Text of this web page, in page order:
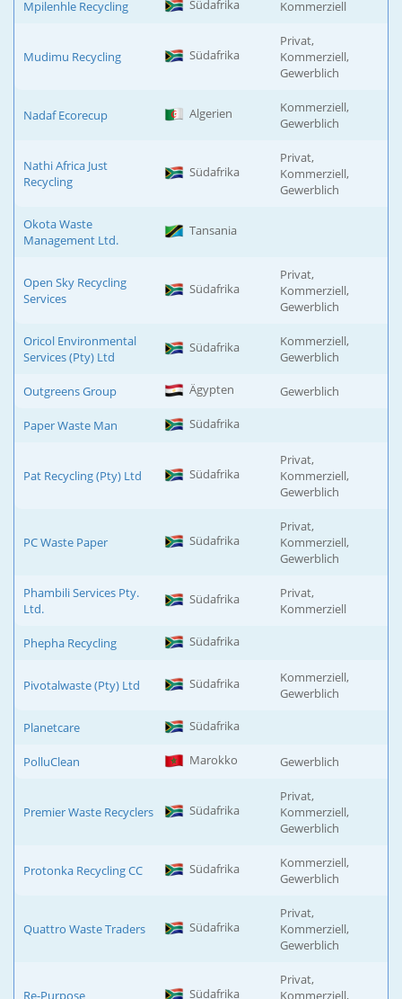
Mpilenhle Recycling Südafrika Kommerziell
Mudimu Recycling Südafrika
Privat,
Kommerziell,
Gewerblich
Nadaf Ecorecup Algerien
Kommerziell,
Gewerblich
Nathi Africa Just
Recycling
Südafrika
Privat,
Kommerziell,
Gewerblich
Okota Waste
Management Ltd.
Tansania
Open Sky Recycling
Services
Südafrika
Privat,
Kommerziell,
Gewerblich
Oricol Environmental
Services (Pty) Ltd
Südafrika
Kommerziell,
Gewerblich
Outgreens Group Ägypten Gewerblich
Paper Waste Man Südafrika
Pat Recycling (Pty) Ltd Südafrika
Privat,
Kommerziell,
Gewerblich
PC Waste Paper Südafrika
Privat,
Kommerziell,
Gewerblich
Phambili Services Pty.
Ltd.
Südafrika
Privat,
Kommerziell
Phepha Recycling Südafrika
Pivotalwaste (Pty) Ltd Südafrika
Kommerziell,
Gewerblich
Planetcare Südafrika
PolluClean Marokko Gewerblich
Premier Waste Recyclers Südafrika
Privat,
Kommerziell,
Gewerblich
Protonka Recycling CC Südafrika
Kommerziell,
Gewerblich
Quattro Waste Traders Südafrika
Privat,
Kommerziell,
Gewerblich
Re-Purpose Südafrika
Privat,
Kommerziell,